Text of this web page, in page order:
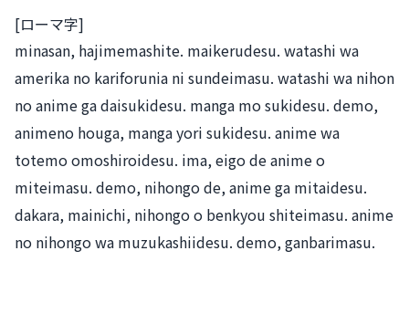
[ローマ字]
minasan, hajimemashite. maikerudesu. watashi wa
amerika no kariforunia ni sundeimasu. watashi wa nihon
no anime ga daisukidesu. manga mo sukidesu. demo,
animeno houga, manga yori sukidesu. anime wa
totemo omoshiroidesu. ima, eigo de anime o
miteimasu. demo, nihongo de, anime ga mitaidesu.
dakara, mainichi, nihongo o benkyou shiteimasu. anime
no nihongo wa muzukashiidesu. demo, ganbarimasu.